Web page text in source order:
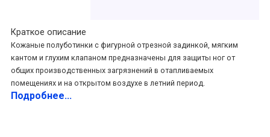
Краткое описание
Кожаные полуботинки c фигурной отрезной задинкой, мягким
кантом и глухим клапаном предназначены для защиты ног от
общих производственных загрязнений в отапливаемых
помещениях и на открытом воздухе в летний период.
Подробнее...